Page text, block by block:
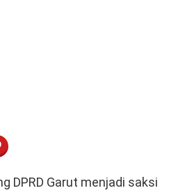
MESSENGER
DPRD Garut menjadi saksi